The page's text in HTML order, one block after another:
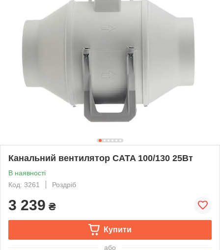
Канальний вентилятор CATA 100/130 25Вт
В наявності
Код: 3261
Роздріб
3 239 ₴
Купити
або